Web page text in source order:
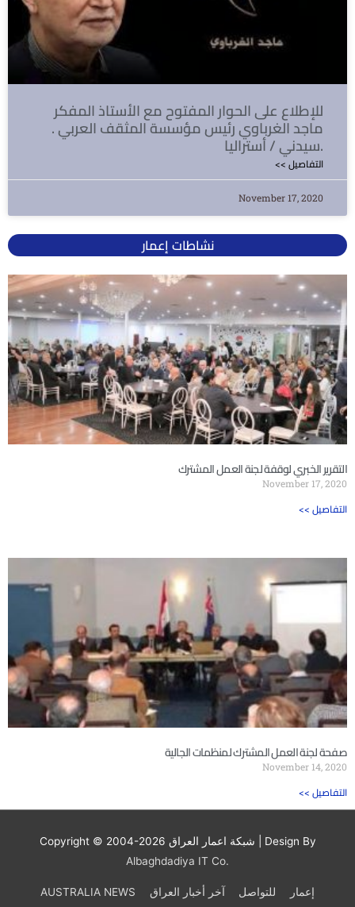
للإطلاع على الحوار المفتوح مع الأستاذ المفكر
ماجد الغرباوي رئيس مؤسسة المثقف العربي .
سيدني / أستراليا.
<< التفاصيل
November 17, 2020
نشاطات إعمار
التقرير الخبري لوقفة لجنة العمل المشترك
November 17, 2020
<< التفاصيل
صفحة لجنة العمل المشترك لمنظمات الجالية
November 14, 2020
<< التفاصيل
Copyright © 2004-2026 شبكة اعمار العراق | Design By
Albaghdadiya IT Co.
AUSTRALIA NEWS آخر أخبار العراق للتواصل
إعمار